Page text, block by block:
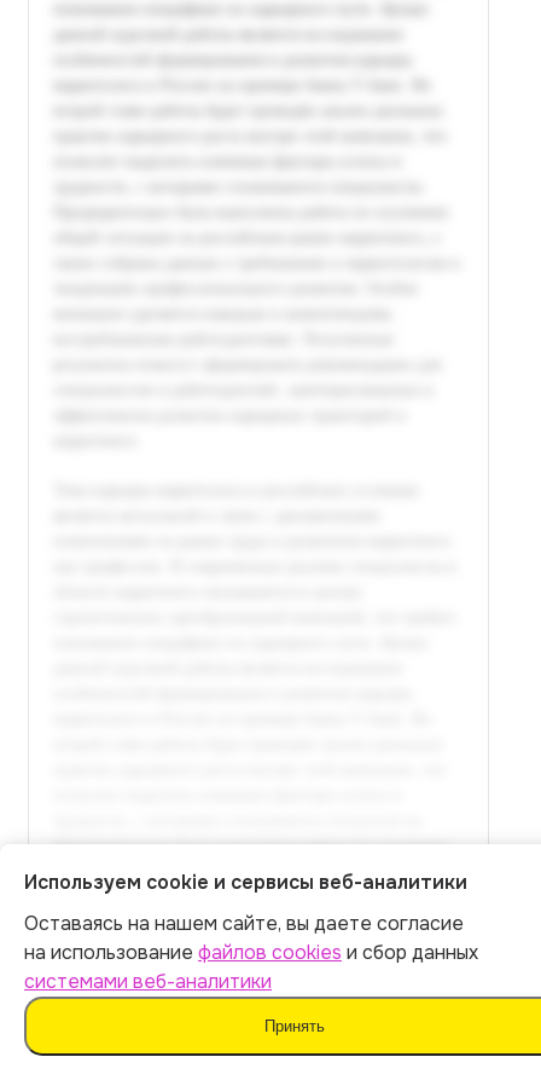
Полный текст доступен
Оплатить 449 р.
Итог:449р.
Оплатить
Используем cookie и сервисы веб-аналитики
Оставаясь на нашем сайте, вы даете согласие
на использование файлов cookies и сбор данных
системами веб-аналитики
Принять